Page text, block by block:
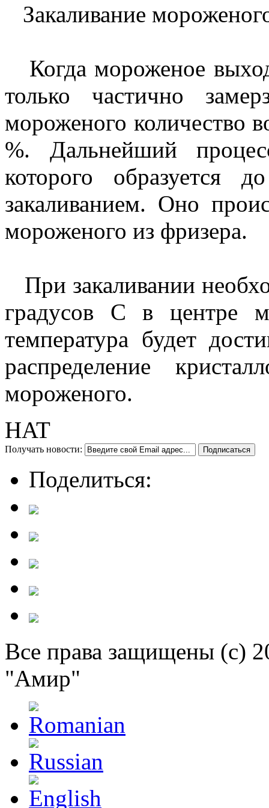
Закаливание
Когда мороженое
только частично
мороженого количество
%. Дальнейший
которого образуется
закаливанием. Оно
мороженого из фризера.
При закаливании
градусов С в центре
температура будет
распределение
мороженого.
HAT
Получать новости:
Поделиться:
Все права защищены (c)
"Амир"